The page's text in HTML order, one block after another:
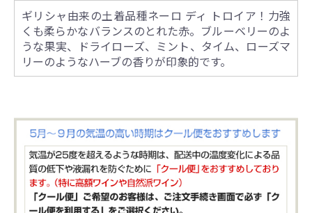
ギリシャ由来の土着品種ネーロ ディ トロイア！力強
くも柔らかなバランスのとれた赤。ブルーベリーのよ
うな果実、ドライローズ、ミント、タイム、ローズマ
リーのようなハーブの香りが印象的です。